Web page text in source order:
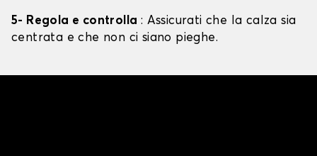
5- Regola e controlla : Assicurati che la calza sia
centrata e che non ci siano pieghe.